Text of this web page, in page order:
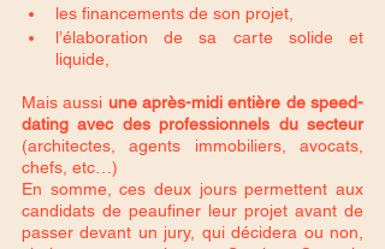
les financements de son projet,
l’élaboration de sa carte solide et
liquide,
Mais aussi une après-midi entière de speed-
dating avec des professionnels du secteur
(architectes, agents immobiliers, avocats,
chefs, etc…)
En somme, ces deux jours permettent aux
candidats de peaufiner leur projet avant de
passer devant un jury, qui décidera ou non,